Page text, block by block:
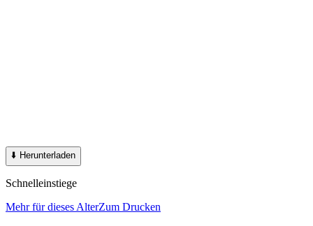
⬇️ Herunterladen
Schnelleinstiege
Mehr für dieses AlterZum Drucken